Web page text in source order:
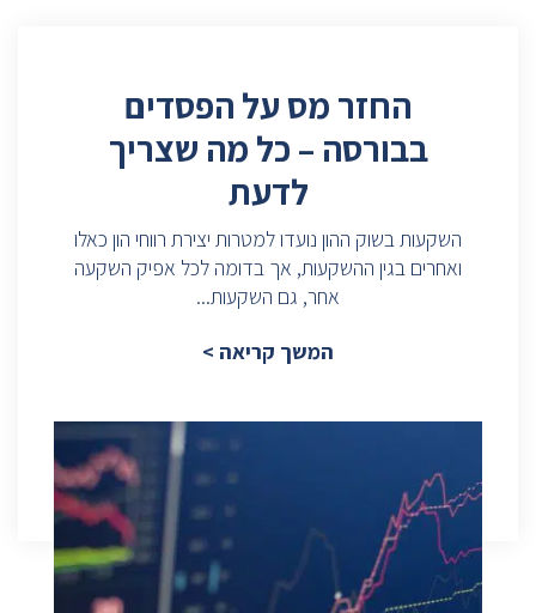
החזר מס על הפסדים
בבורסה – כל מה שצריך
לדעת
השקעות בשוק ההון נועדו למטרות יצירת רווחי הון כאלו
ואחרים בגין ההשקעות, אך בדומה לכל אפיק השקעה
אחר, גם השקעות...
המשך קריאה >